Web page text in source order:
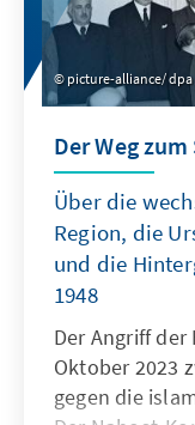
picture-alliance/ dpa
Der Weg
Über die
Region, die
und die
1948
Der Angriff der
Oktober 2023
gegen die